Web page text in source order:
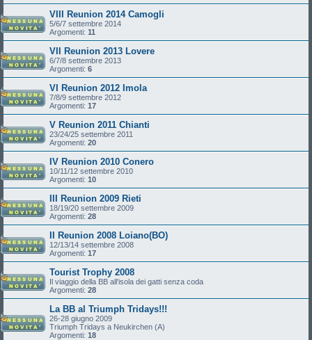
VIII Reunion 2014 Camogli
5/6/7 settembre 2014
Argomenti: 11
VII Reunion 2013 Lovere
6/7/8 settembre 2013
Argomenti: 6
VI Reunion 2012 Imola
7/8/9 settembre 2012
Argomenti: 17
V Reunion 2011 Chianti
23/24/25 settembre 2011
Argomenti: 20
IV Reunion 2010 Conero
10/11/12 settembre 2010
Argomenti: 10
III Reunion 2009 Rieti
18/19/20 settembre 2009
Argomenti: 28
II Reunion 2008 Loiano(BO)
12/13/14 settembre 2008
Argomenti: 17
Tourist Trophy 2008
Il viaggio della BB all'isola dei gatti senza coda
Argomenti: 28
La BB al Triumph Tridays!!!
26-28 giugno 2009
Triumph Tridays a Neukirchen (A)
Argomenti: 18